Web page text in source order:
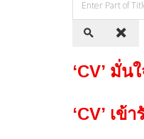
‘CV’ มั่
‘CV’ เ